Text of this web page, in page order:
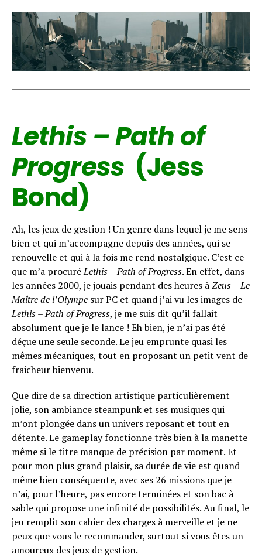
Lethis – Path of
Progress (Jess
Bond)
Ah, les jeux de gestion ! Un genre dans lequel je me sens
bien et qui m’accompagne depuis des années, qui se
renouvelle et qui à la fois me rend nostalgique. C’est ce
que m’a procuréLethis – Path of Progress. En effet, dans
les années 2000, je jouais pendant des heures àZeus – Le
Maître de l’Olympe sur PC et quand j’ai vu les images de
Lethis – Path of Progress, je me suis dit qu’il fallait
absolument que je le lance ! Eh bien, je n’ai pas été
déçue une seule seconde. Le jeu emprunte quasi les
mêmes mécaniques, tout en proposant un petit vent de
fraicheur bienvenu.
Que dire de sa direction artistique particulièrement
jolie, son ambiance steampunk et ses musiques qui
m’ont plongée dans un univers reposant et tout en
détente. Le gameplay fonctionne très bien à la manette
même si le titre manque de précision par moment. Et
pour mon plus grand plaisir, sa durée de vie est quand
même bien conséquente, avec ses 26 missions que je
n’ai, pour l’heure, pas encore terminées et son bac à
sable qui propose une infinité de possibilités. Au final, le
jeu remplit son cahier des charges à merveille et je ne
peux que vous le recommander, surtout si vous êtes un
amoureux des jeux de gestion.
Flipboard
Reddit
Pinterest
Whatsapp